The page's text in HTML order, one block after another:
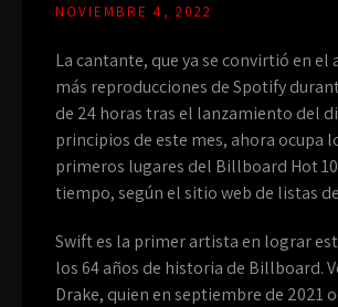
NOVIEMBRE 4, 2022
La cantante, que ya se convirtió en el
más reproducciones de Spotify
de 24 horas tras el lanzamiento del
principios de este mes, ahora ocupa
primeros lugares del Billboard Hot
tiempo, según el sitio web de listas
Swift es la primer artista en lograr
los 64 años de historia de Billboard.
Drake, quien en septiembre de 2021